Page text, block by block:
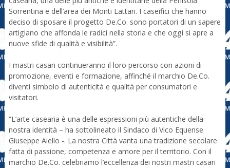
Sorrentina e dell’area dei Monti Lattari. I caseifici che hanno
deciso di sposare il progetto De.Co. sono portatori di un sapere
artigiano che affonda le radici nella storia e che oggi si apre a
nuove sfide di qualità e visibilità”.
I mastri casari continueranno il loro percorso con azioni di
promozione, eventi e formazione, affinché il marchio De.Co.
diventi simbolo di autenticità e qualità per consumatori e
visitatori.
“L’arte casearia è una delle espressioni più autentiche della
nostra identità – ha sottolineato il Sindaco di Vico Equense
Giuseppe Aiello -. La nostra Città vanta una tradizione secolare
fatta di passione, competenza e amore per il territorio. Con il
marchio De.Co. celebriamo l’eccellenza dei nostri mastri casari